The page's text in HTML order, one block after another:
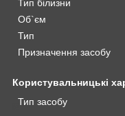
Тип білизни
Об`єм
Тип
Призначення засобу
Користувальницькі
Тип засобу